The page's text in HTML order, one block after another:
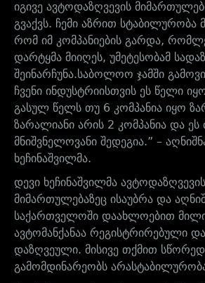
იგივე ავტოდაზღვევის
გვაქვს. ჩემი აზრით სტაბილურობა
რომ იმ კომპანიების გარდა,
დარტყმა მიიღეს, უმეტესობამ
შეინარჩუნა.საბოლოო ჯამში
ჩვენი ინდუსტრიისთვის ეს წელი
გასულ წელს თუ 6 კომპანია იყო
ზარალიანი არის 2 კომპანია და ეს
მნიშვნელოვანი შედეგია.” –
ხეჩინაშვილმა.
დევი ხეჩინაშვილმა ავტოდაზღვევის
მიმართულებაზეც ისაუბრა და
საქართველოში დაახლოებით
ავტომანქანაა რეგისტრირებული
დაზღვეული. მისივე თქმით
გამომდინარეობს